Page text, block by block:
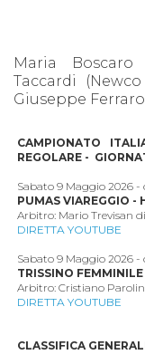
Maria Boscaro
Taccardi
Giuseppe Ferraro
CAMPIONATO
REGOLARE -
Sabato 9 Maggio 2026 -
PUMAS VIAREGGIO -
Arbitro: Mario Trevisan
DIRETTA YOUTUBE
Sabato 9 Maggio 2026 -
TRISSINO
Arbitro: Cristiano Parolin
DIRETTA YOUTUBE
CLASSIFICA